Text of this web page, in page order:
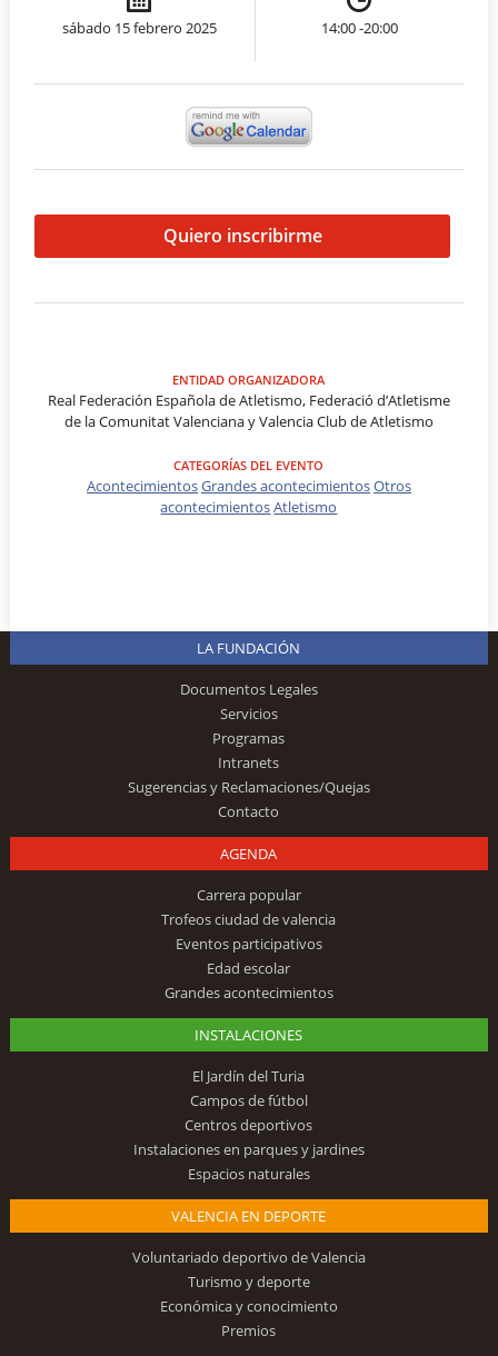
sábado 15 febrero 2025 14:00 -20:00
Quiero inscribirme
ENTIDAD ORGANIZADORA
Real Federación Española de Atletismo, Federació d’Atletisme
de la Comunitat Valenciana y Valencia Club de Atletismo
CATEGORÍAS DEL EVENTO
AcontecimientosGrandes acontecimientosOtros
acontecimientosAtletismo
LA FUNDACIÓN
Documentos Legales
Servicios
Programas
Intranets
Sugerencias y Reclamaciones/Quejas
Contacto
AGENDA
Carrera popular
Trofeos ciudad de valencia
Eventos participativos
Edad escolar
Grandes acontecimientos
INSTALACIONES
El Jardín del Turia
Campos de fútbol
Centros deportivos
Instalaciones en parques y jardines
Espacios naturales
VALENCIA EN DEPORTE
Voluntariado deportivo de Valencia
Turismo y deporte
Económica y conocimiento
Premios